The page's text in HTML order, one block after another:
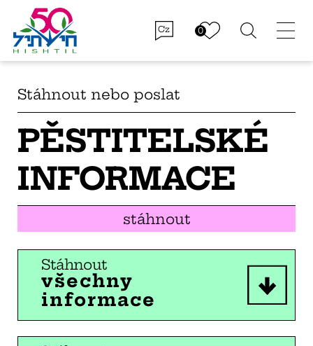
Cz
Stáhnout nebo poslat
PĚSTITELSKÉ
INFORMACE
stáhnout
Stáhnout
všechny
informace